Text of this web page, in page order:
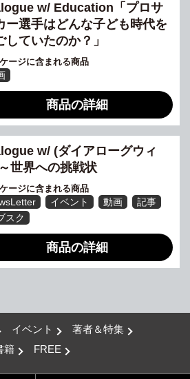
w/ Education「プロサ
ー選手はどんな子ども時代を
していたのか？」
ージに含まれる商品
商品の詳細
w/ (ダイアローグウィ
世界への挑戦状
ージに含まれる商品
イベント 動画
記事
スク
商品の詳細
イベント
著者＆特集
籍 FREE